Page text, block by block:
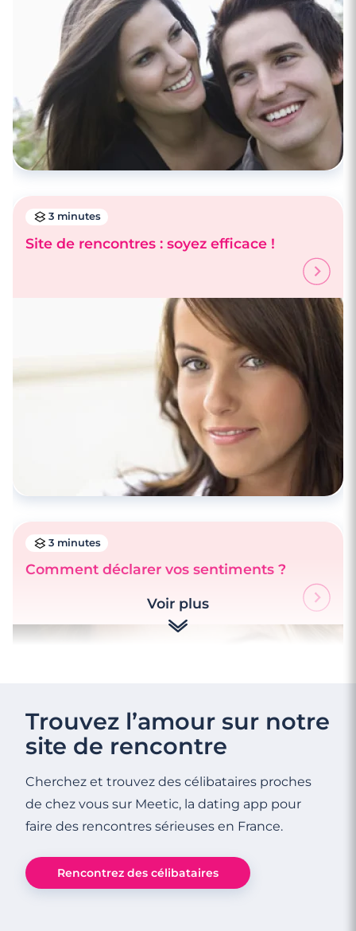
3 minutes
Site de rencontres : soyez efficace !
3 minutes
Comment déclarer vos sentiments ?
3 minutes
Voir plus
Trouvez l’amour sur notre
site de rencontre
Cherchez et trouvez des célibataires proches
de chez vous sur Meetic, la dating app pour
faire des rencontres sérieuses en France.
Rencontrez des célibataires